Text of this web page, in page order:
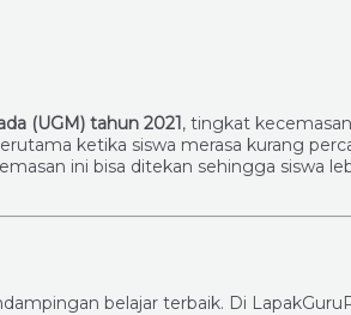
(UGM) tahun 2021, tingkat
ketika siswa merasa kurang
ini bisa ditekan sehingga siswa
belajar terbaik. Di